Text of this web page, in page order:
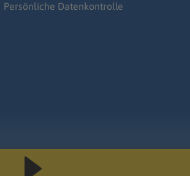
Persönliche Datenkontrolle